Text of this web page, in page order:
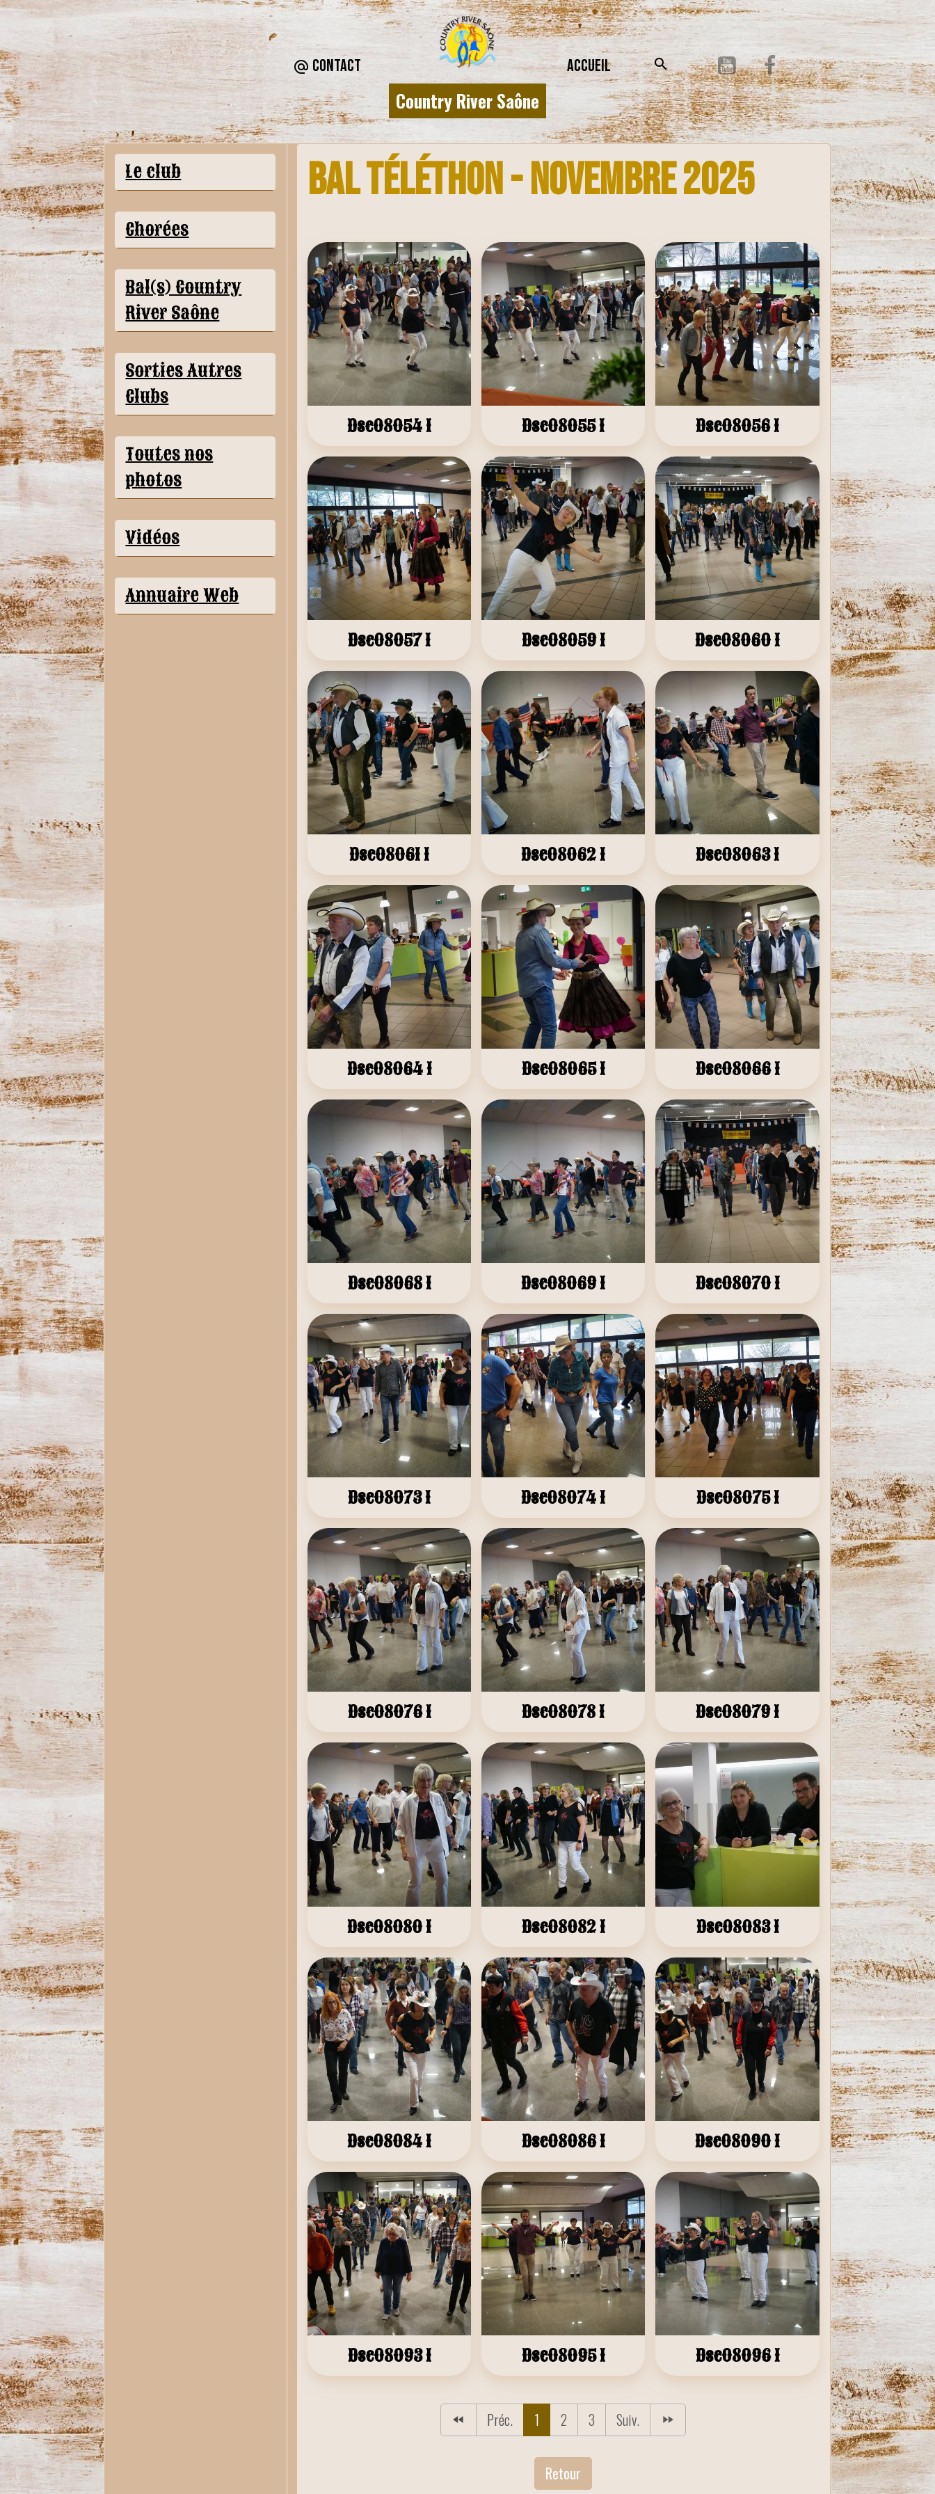
CONTACT
Country River Saône
Accueil
Bal téléthon - Novembre 2025
Dsc08054 1 Dsc08055 1 Dsc08056 1
Dsc08057 1 Dsc08059 1 Dsc08060 1
Dsc08061 1 Dsc08062 1 Dsc08063 1
Dsc08064 1 Dsc08065 1 Dsc08066 1
Dsc08068 1 Dsc08069 1 Dsc08070 1
Dsc08073 1 Dsc08074 1 Dsc08075 1
Dsc08076 1 Dsc08078 1 Dsc08079 1
Dsc08080 1 Dsc08082 1 Dsc08083 1
Dsc08084 1 Dsc08086 1 Dsc08090 1
Dsc08093 1 Dsc08095 1 Dsc08096 1
Préc. 1 2 3 Suiv.
Retour
Le club
Chorées
Bal(s) Country
River Saône
Sorties Autres
Clubs
Toutes nos
photos
Vidéos
Annuaire Web